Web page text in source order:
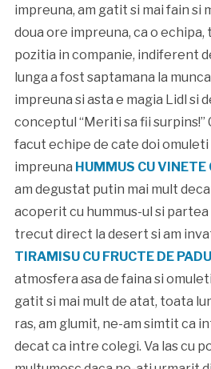
impreuna, am gatit si mai fain si
doua ore impreuna, ca o
pozitia in companie, indiferent
lunga a fost saptamana la
impreuna si asta e magia Lidl si
conceptul “Meriti sa fii surpins!”
facut echipe de cate doi
impreuna HUMMUS CU VINETE
am degustat putin mai mult
acoperit cu hummus-ul si partea
trecut direct la desert si am
TIRAMISU CU FRUCTE DE
atmosfera asa de faina si
gatit si mai mult de atat, toata
ras, am glumit, ne-am simtit ca
decat ca intre colegi. Va las cu